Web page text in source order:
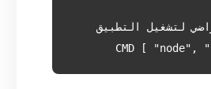
CMD [ "node",